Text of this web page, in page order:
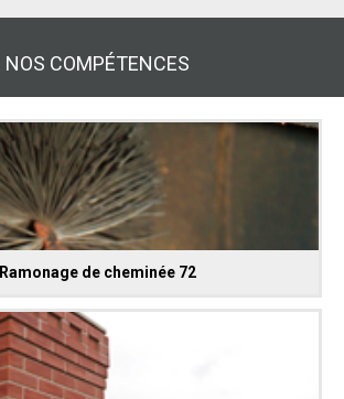
NOS COMPÉTENCES
Ramonage de cheminée 72